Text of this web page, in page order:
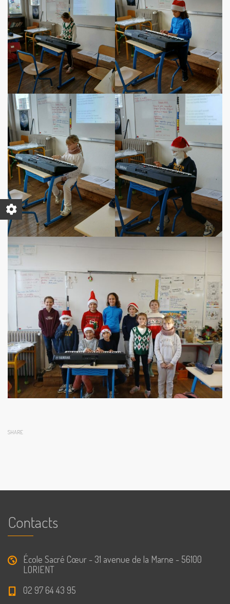
SHARE
Contacts
École Sacré Cœur - 31 avenue de la Marne - 56100
LORIENT
02 97 64 43 95